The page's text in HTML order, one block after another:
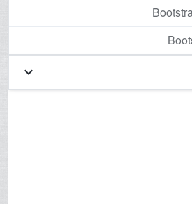
keyboard_arrow_down